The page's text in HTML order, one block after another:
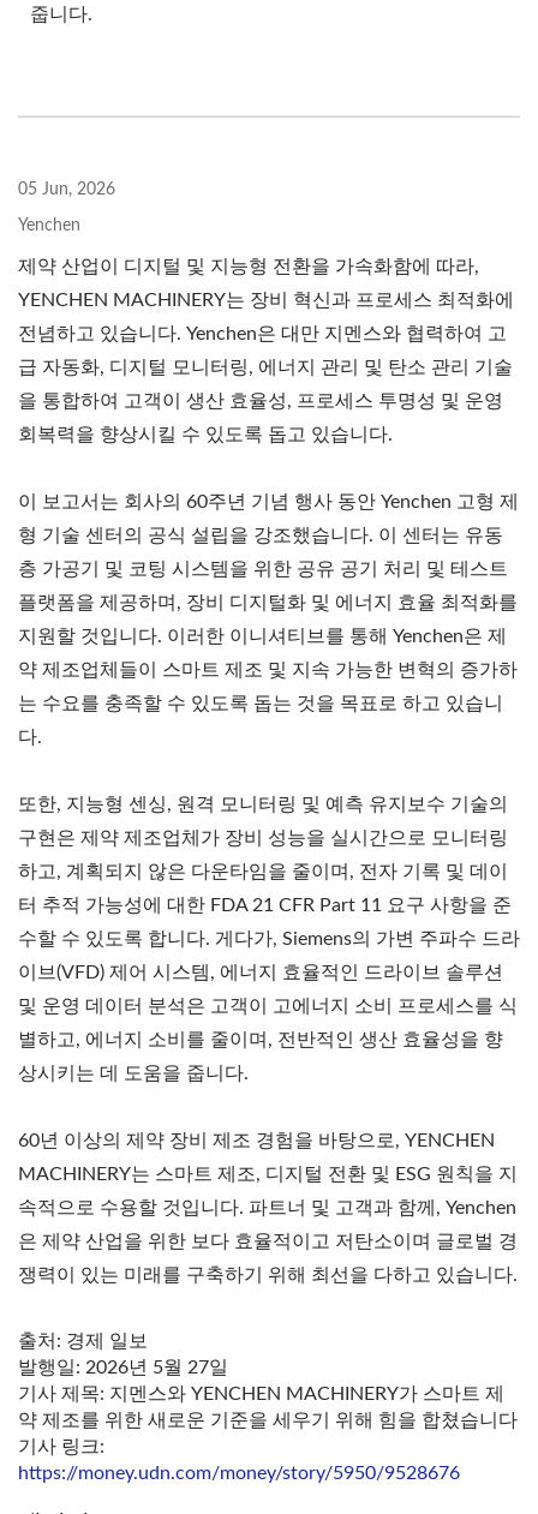
줍니다.
05 Jun, 2026
Yenchen
제약 산업이 디지털 및 지능형 전환을 가속화함에 따라,
YENCHEN MACHINERY는 장비 혁신과 프로세스 최적화에
전념하고 있습니다. Yenchen은 대만 지멘스와 협력하여 고
급 자동화, 디지털 모니터링, 에너지 관리 및 탄소 관리 기술
을 통합하여 고객이 생산 효율성, 프로세스 투명성 및 운영
회복력을 향상시킬 수 있도록 돕고 있습니다.
이 보고서는 회사의 60주년 기념 행사 동안 Yenchen 고형 제
형 기술 센터의 공식 설립을 강조했습니다. 이 센터는 유동
층 가공기 및 코팅 시스템을 위한 공유 공기 처리 및 테스트
플랫폼을 제공하며, 장비 디지털화 및 에너지 효율 최적화를
지원할 것입니다. 이러한 이니셔티브를 통해 Yenchen은 제
약 제조업체들이 스마트 제조 및 지속 가능한 변혁의 증가하
는 수요를 충족할 수 있도록 돕는 것을 목표로 하고 있습니
다.
또한, 지능형 센싱, 원격 모니터링 및 예측 유지보수 기술의
구현은 제약 제조업체가 장비 성능을 실시간으로 모니터링
하고, 계획되지 않은 다운타임을 줄이며, 전자 기록 및 데이
터 추적 가능성에 대한 FDA 21 CFR Part 11 요구 사항을 준
수할 수 있도록 합니다. 게다가, Siemens의 가변 주파수 드라
이브(VFD) 제어 시스템, 에너지 효율적인 드라이브 솔루션
및 운영 데이터 분석은 고객이 고에너지 소비 프로세스를 식
별하고, 에너지 소비를 줄이며, 전반적인 생산 효율성을 향
상시키는 데 도움을 줍니다.
60년 이상의 제약 장비 제조 경험을 바탕으로, YENCHEN
MACHINERY는 스마트 제조, 디지털 전환 및 ESG 원칙을 지
속적으로 수용할 것입니다. 파트너 및 고객과 함께, Yenchen
은 제약 산업을 위한 보다 효율적이고 저탄소이며 글로벌 경
쟁력이 있는 미래를 구축하기 위해 최선을 다하고 있습니다.
출처: 경제 일보
발행일: 2026년 5월 27일
기사 제목: 지멘스와 YENCHEN MACHINERY가 스마트 제
약 제조를 위한 새로운 기준을 세우기 위해 힘을 합쳤습니다
기사 링크:
https://money.udn.com/money/story/5950/9528676